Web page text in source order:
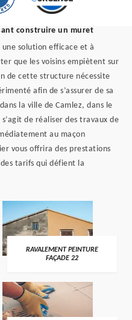
construire un muret
solution efficace et à
que les voisins empiètent sur
de cette structure nécessite
afin de s’assurer de sa
la ville de Camlez, dans le
de réaliser des travaux de
au maçon
vous offrira des prestations
tarifs qui défient la
RAVALEMENT PEINTURE
FAÇADE 22